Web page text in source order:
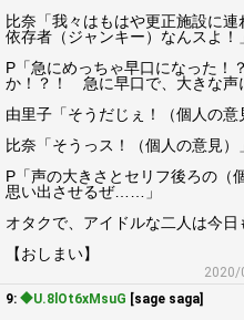
比奈「我々はもはや更正施設に
依存者（ジャンキー）なんスよ！」
P「急にめっちゃ早口になった
か！？！ 急に早口で、大きな声
由里子「そうだじぇ！（個人の意
比奈「そうっス！（個人の意見）」
P「声の大きさとセリフ後ろの（
思い出させるぜ……」
オタクで、アイドルな二人は今
【おしまい】
2020/
9: ◆U.8lOt6xMsuG [sage saga]